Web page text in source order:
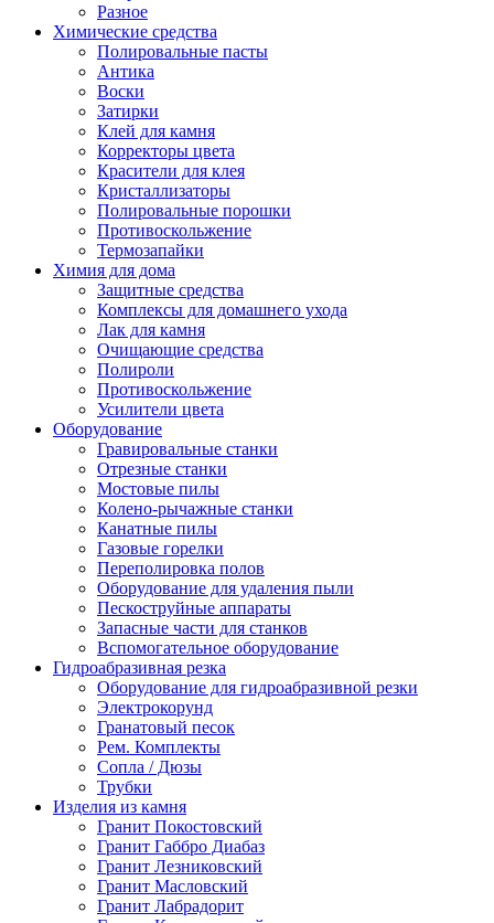
Разное
Химические средства
Полировальные пасты
Антика
Воски
Затирки
Клей для камня
Корректоры цвета
Красители для клея
Кристаллизаторы
Полировальные порошки
Противоскольжение
Термозапайки
Химия для дома
Защитные средства
Комплексы для домашнего ухода
Лак для камня
Очищающие средства
Полироли
Противоскольжение
Усилители цвета
Оборудование
Гравировальные станки
Отрезные станки
Мостовые пилы
Колено-рычажные станки
Канатные пилы
Газовые горелки
Переполировка полов
Оборудование для удаления пыли
Пескоструйные аппараты
Запасные части для станков
Вспомогательное оборудование
Гидроабразивная резка
Оборудование для гидроабразивной резки
Электрокорунд
Гранатовый песок
Рем. Комплекты
Сопла / Дюзы
Трубки
Изделия из камня
Гранит Покостовский
Гранит Габбро Диабаз
Гранит Лезниковский
Гранит Масловский
Гранит Лабрадорит